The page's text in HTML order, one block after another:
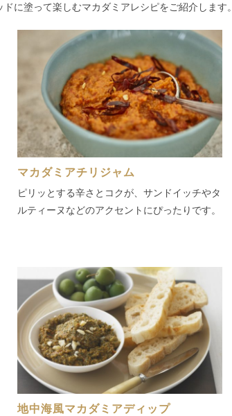
に塗って楽しむマカダミアレシピをご紹介します。
マカダミアチリジャム
ピリッとする辛さとコクが、サンドイッチやタ
ルティーヌなどのアクセントにぴったりです。
地中海風マカダミアディップ